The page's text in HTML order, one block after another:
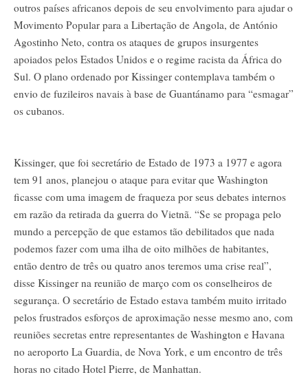
outros países africanos depois de seu envolvimento para ajudar o
Movimento Popular para a Libertação de Angola, de António
Agostinho Neto, contra os ataques de grupos insurgentes
apoiados pelos Estados Unidos e o regime racista da África do
Sul. O plano ordenado por Kissinger contemplava também o
envio de fuzileiros navais à base de Guantánamo para “esmagar”
os cubanos.
Kissinger, que foi secretário de Estado de 1973 a 1977 e agora
tem 91 anos, planejou o ataque para evitar que Washington
ficasse com uma imagem de fraqueza por seus debates internos
em razão da retirada da guerra do Vietnã. “Se se propaga pelo
mundo a percepção de que estamos tão debilitados que nada
podemos fazer com uma ilha de oito milhões de habitantes,
então dentro de três ou quatro anos teremos uma crise real”,
disse Kissinger na reunião de março com os conselheiros de
segurança. O secretário de Estado estava também muito irritado
pelos frustrados esforços de aproximação nesse mesmo ano, com
reuniões secretas entre representantes de Washington e Havana
no aeroporto La Guardia, de Nova York, e um encontro de três
horas no citado Hotel Pierre, de Manhattan.